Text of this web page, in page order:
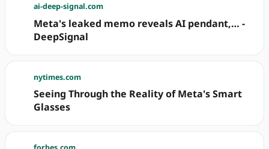
ai-deep-signal.com
Meta's leaked memo reveals AI pendant,… -
DeepSignal
nytimes.com
Seeing Through the Reality of Meta's Smart
Glasses